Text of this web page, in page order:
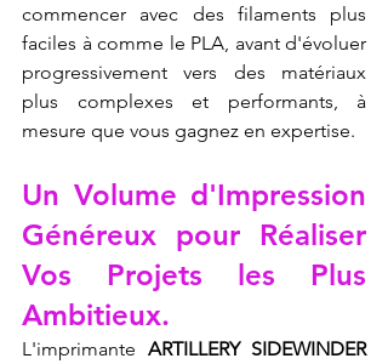
commencer avec des filaments plus
faciles à comme le PLA, avant d'évoluer
progressivement vers des matériaux
plus complexes et performants, à
mesure que vous gagnez en expertise.
Un Volume d'Impression
Généreux pour Réaliser
Vos Projets les Plus
Ambitieux.
L'imprimante ARTILLERY SIDEWINDER